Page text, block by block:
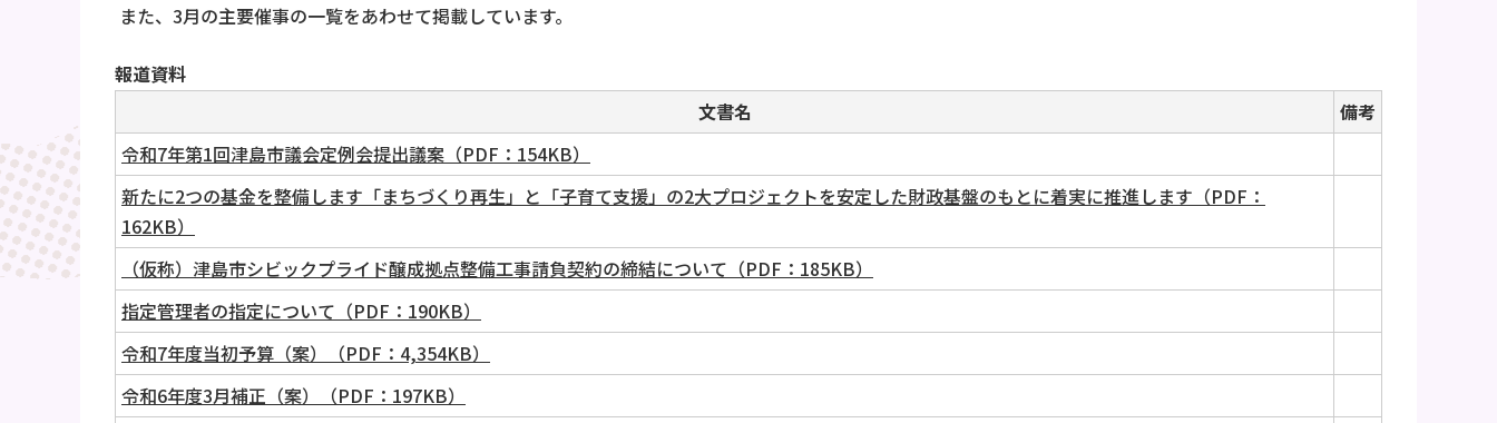
また、3月の主要催事の一覧をあわせて掲載しています。
報道資料
文書名
備考
令和7年第1回津島市議会定例会提出議案（PDF：154KB）
新たに2つの基金を整備します「まちづくり再生」と「子育て支援」の2大プロジェクトを安定した財政基盤のもとに着実に推進します（PDF：
162KB）
（仮称）津島市シビックプライド醸成拠点整備工事請負契約の締結について（PDF：185KB）
指定管理者の指定について（PDF：190KB）
令和7年度当初予算（案）（PDF：4,354KB）
令和6年度3月補正（案）（PDF：197KB）